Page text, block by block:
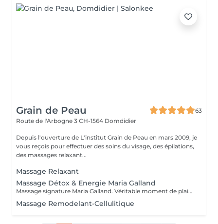
Grain de Peau
63
Route de l'Arbogne 3 CH-1564 Domdidier
Depuis l'ouverture de L'institut Grain de Peau en mars 2009, je
vous reçois pour effectuer des soins du visage, des épilations,
des massages relaxant...
Massage Relaxant
Massage Détox & Energie Maria Galland
Massage signature Maria Galland. Véritable moment de plaisir. Soulage les tensions et augmente le bien-être général, par de mouvements inspiré des meilleurs massages du monde.
Massage Remodelant-Cellulitique